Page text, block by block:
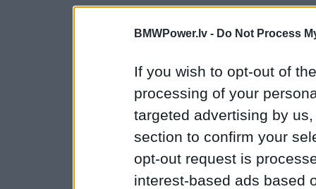
BMWPower.lv - Do Not Process
If you wish to opt-out of
processing of your
targeted advertising by
section to confirm your
opt-out request is
interest-based ads based